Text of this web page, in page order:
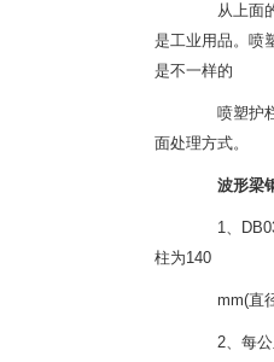
从上面的
是工业用品。喷
是不一样的
喷塑护栏
面处理方式。
波形梁
1、DB03
柱为140
mm(直径
2、每公里